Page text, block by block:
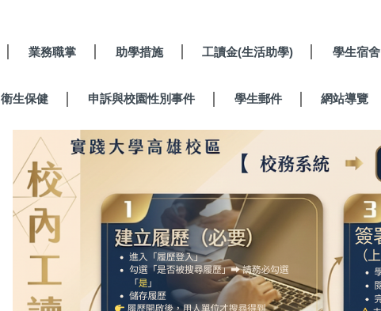
業務職掌 助學措施 工讀金(生活助學) 學生宿舍
衛生保健 申訴與校園性別事件 學生郵件 網站導覽